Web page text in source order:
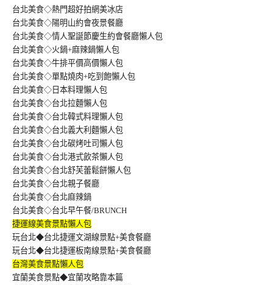
台北美食◇熱門超好拍網美冰店
台北美食◇陽明山約會夜景餐廳
台北美食◇情人聖誕節慶生約會餐廳懶人包
台北美食◇火鍋+麻辣鍋懶人包
台北美食◇牛排平價高價懶人包
台北美食◇單點燒肉+吃到飽懶人包
台北美食◇日本料理懶人包
台北美食◇台北拉麵懶人包
台北美食◇台北韓式料理懶人包
台北美食◇台北義大利麵懶人包
台北美食◇台北碳烤吐司懶人包
台北美食◇台北港式飲茶懶人包
台北美食◇台北舒芙蕾鬆餅懶人包
台北美食◇台北親子餐廳
台北美食◇台北麻辣鍋
台北美食◇台北早午餐/BRUNCH
捷運線美食景點懶人包
玩台北◆台北捷運文湖線景點+美食餐廳
玩台北◆台北捷運板南線景點+美食餐廳
台灣美食景點懶人包
宜蘭美食景點◆宜蘭攻略靠本篇